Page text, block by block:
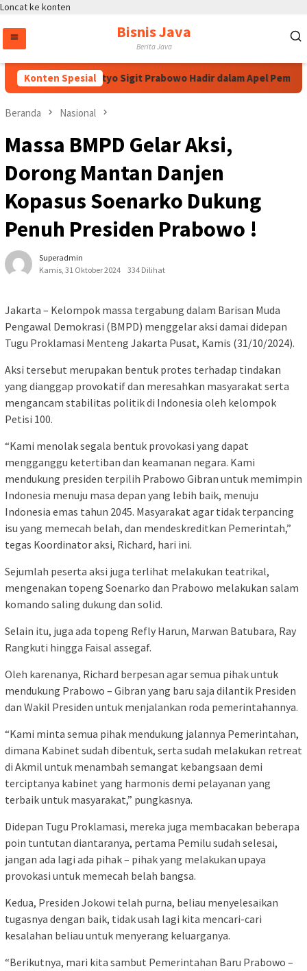
Loncat ke konten
Bisnis Java
Berita Java
Konten Spesial
Jenderal Listyo Sigit Prabowo Hadir dalam Apel Pembukaan
Beranda Nasional
Massa BMPD Gelar Aksi,
Dorong Mantan Danjen
Kopasus Soenarko Dukung
Penuh Presiden Prabowo !
Superadmin
Kamis, 31 Oktober 2024
334 Dilihat
Jakarta – Kelompok massa tergabung dalam Barisan Muda
Pengawal Demokrasi (BMPD) menggelar aksi damai didepan
Tugu Proklamasi Menteng Jakarta Pusat, Kamis (31/10/2024).
Aksi tersebut merupakan bentuk protes terhadap tindakan
yang dianggap provokatif dan meresahkan masyarakat serta
mengancam stabilitas politik di Indonesia oleh kelompok
Petisi 100.
“Kami menolak segala bentuk provokasi yang dapat
mengganggu ketertiban dan keamanan negara. Kami
mendukung presiden terpilih Prabowo Gibran untuk memimpin
Indonesia menuju masa depan yang lebih baik, menuju
Indonesia emas tahun 2045. Masyarakat agar tidak terpancing
isu yang memecah belah, dan mendeskreditkan Pemerintah,”
tegas Koordinator aksi, Richard, hari ini.
Sejumlah peserta aksi juga terlihat melakukan teatrikal,
mengenakan topeng Soenarko dan Prabowo melakukan salam
komando saling dukung dan solid.
Selain itu, juga ada topeng Refly Harun, Marwan Batubara, Ray
Rangkuti hingga Faisal assegaf.
Oleh karenanya, Richard berpesan agar semua pihak untuk
mendukung Prabowo – Gibran yang baru saja dilantik Presiden
dan Wakil Presiden untuk menjalankan roda pemerintahannya.
“Kami minta semua pihak mendukung jalannya Pemerintahan,
dimana Kabinet sudah dibentuk, serta sudah melakukan retreat
di Akmil untuk menambah semangat kebangsaan demi
terciptanya kabinet yang harmonis demi pelayanan yang
terbaik untuk masyarakat,” pungkasnya.
Didepan Tugu Proklamasi, mereka juga membacakan beberapa
poin tuntutan diantaranya, pertama Pemilu sudah selesai,
jangan ada lagi ada pihak – pihak yang melakukan upaya
provokasi untuk memecah belah bangsa.
Kedua, Presiden Jokowi telah purna, beliau menyelesaikan
tugasnya dengan baik, tidak usah lagi kita mencari-cari
kesalahan beliau untuk menyerang keluarganya.
“Berikutnya, mari kita sambut Pemerintahan Baru Prabowo –